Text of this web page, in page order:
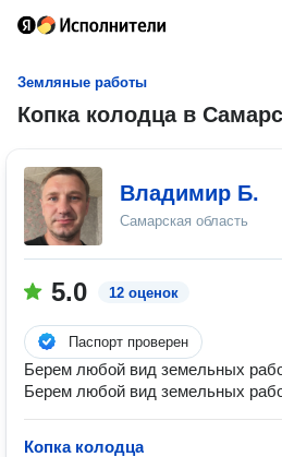
Земляные работы
Копка колодца в
Владимир Б.
Самарская область
5.0 12 оценок
Паспорт проверен
Берем любой вид земельных
Берем любой вид земельных
Копка колодца